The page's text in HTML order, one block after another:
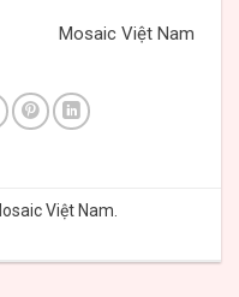
Mosaic Việt Nam
Việt Nam